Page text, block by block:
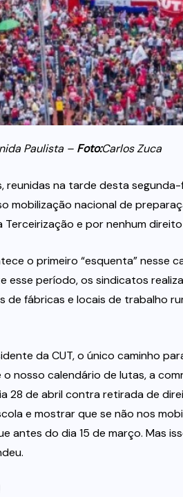
Paulista – Foto:Carlos Zuca
reunidas na tarde desta
mobilização nacional de
Terceirização e por nenhum
o primeiro “esquenta” nesse
período, os sindicatos
de fábricas e locais de trabalho
da CUT, o único caminho
nosso calendário de lutas, a
28 de abril contra retirada de
e mostrar que se não nos
antes do dia 15 de março. Mas